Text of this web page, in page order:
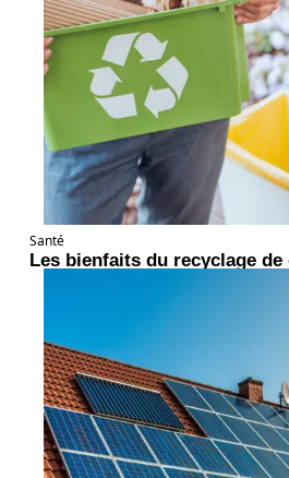
Santé
Les bienfaits du recyclage de